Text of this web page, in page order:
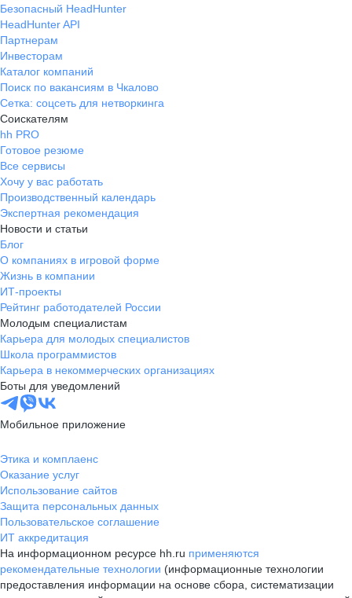
Безопасный HeadHunter
HeadHunter API
Партнерам
Инвесторам
Каталог компаний
Поиск по вакансиям в Чкалово
Сетка: соцсеть для нетворкинга
Соискателям
hh PRO
Готовое резюме
Все сервисы
Хочу у вас работать
Производственный календарь
Экспертная рекомендация
Новости и статьи
Блог
О компаниях в игровой форме
Жизнь в компании
ИТ-проекты
Рейтинг работодателей России
Молодым специалистам
Карьера для молодых специалистов
Школа программистов
Карьера в некоммерческих организациях
Боты для уведомлений
Мобильное приложение
Этика и комплаенс
Оказание услуг
Использование сайтов
Защита персональных данных
Пользовательское соглашение
ИТ аккредитация
На информационном ресурсе hh.ru применяются
рекомендательные технологии (информационные технологии
предоставления информации на основе сбора, систематизации